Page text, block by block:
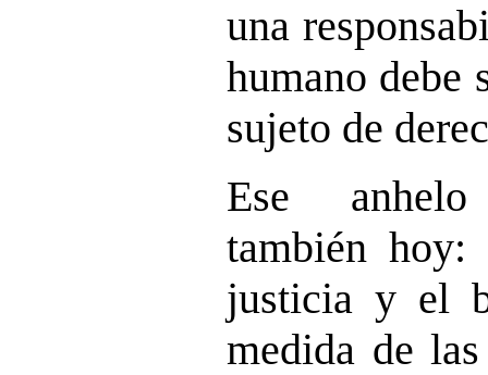
una
humano debe
sujeto de
Ese
también
justicia y el
medida de